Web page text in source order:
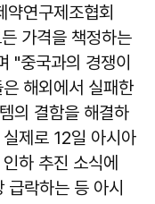
연구제조협회
가격을 책정하는
"중국과의 경쟁이
해외에서 실패한
의 결함을 해결하
제로 12일 아시아
하 추진 소식에
락하는 등 아시